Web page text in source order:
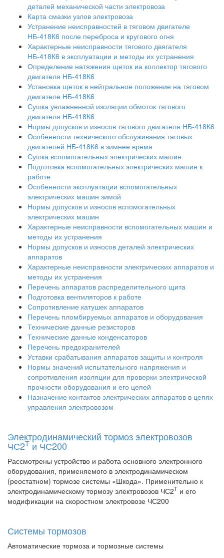
деталей механической части электровоза
Карта смазки узлов электровоза
Устранение неисправностей в тяговом двигателе
НБ-418К6 после переброса и кругового огня
Характерные неисправности тягового двягателя
НБ-418К6 в эксплуатации и методы их устранения
Определение натяжения щеток иа коллектор тягового
двигателя НБ-418К6
Установка щеток в нейтральное положение на тяговом
двигателе НБ-418К6
Сушка увлажненной изоляции обмоток тягового
двигателя НБ-418К6
Нормы допусков и износов тягового двигателя НБ-418К6
Особенности технического обслуживания тяговых
двигателей НБ-418К6 в зимнее время
Сушка вспомогательных электрических машин
Подготовка вспомогательных электрических машин к
работе
Особенности эксплуатации вспомогательных
электрических машин зимой
Нормы допусков и износов вспомогательных
электрических машин
Характерные неисправности вспомогательных машин и
методы их устранения
Нормы допусков и износов деталей электрических
аппаратов
Характерные неисправности электрических аппаратов и
методы их устранения
Перечень аппаратов распределительного щита
Подготовка вентиляторов к работе
Сопротивление катушек аппаратов
Перечень пломбируемых аппаратов и оборудования
Технические данные резисторов
Технические данные конденсаторов
Перечень предохранителей
Уставки срабатывания аппаратов защиты и контроля
Нормы значений испытательного напряжения и
сопротивления изоляции для проверки электрической
прочности оборудования и его цепей
Назначение контактов электрических аппаратов в цепях
управления электровозом
Электродинамический тормоз электровозов
ЧС2Т и ЧС200
Рассмотрены устройство и работа основного электронного
оборудования, применяемого в электродинамическом
(реостатном) тормозе системы «Шкода». Применительно к
электродинамическому тормозу электровозов ЧС2Т и его
модификации на скоростном электровозе ЧС200
Системы тормозов
Автоматические тормоза и тормозные системы